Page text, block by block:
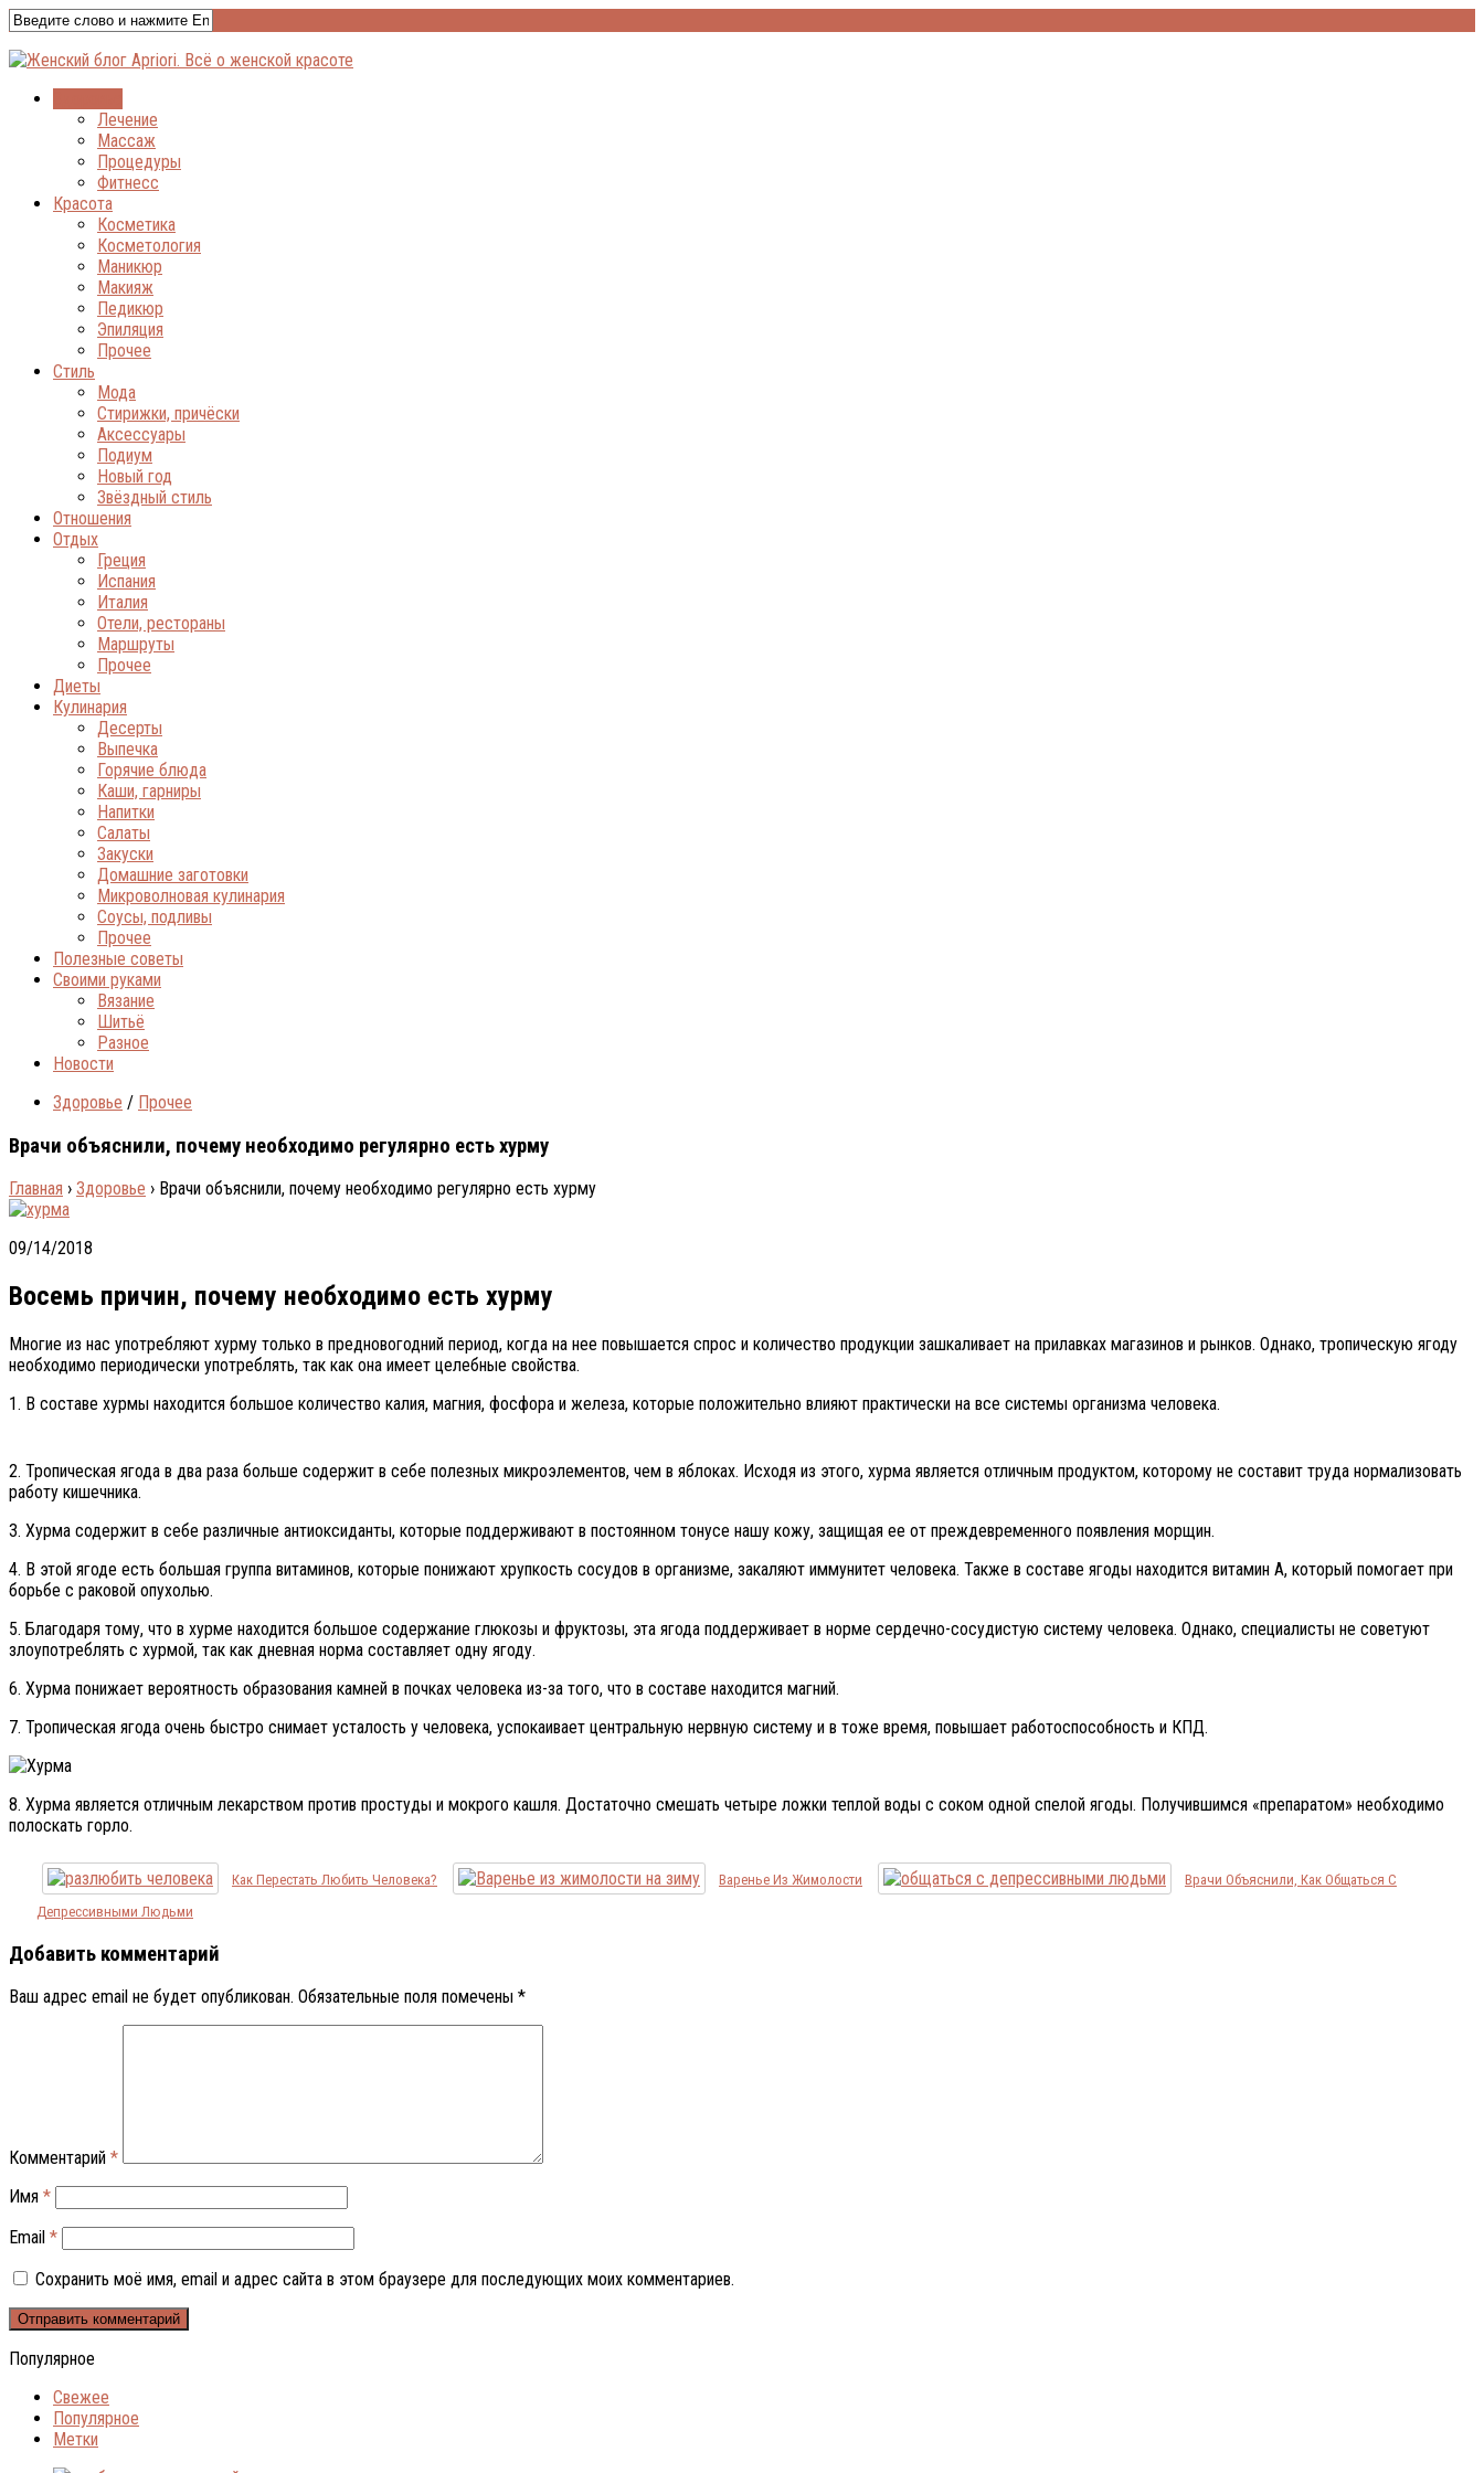
Лечение
Массаж
Процедуры
Фитнесс
Красота
Косметика
Косметология
Маникюр
Макияж
Педикюр
Эпиляция
Прочее
Стиль
Мода
Стирижки, причёски
Аксессуары
Подиум
Новый год
Звёздный стиль
Отношения
Отдых
Греция
Испания
Италия
Отели, рестораны
Маршруты
Прочее
Диеты
Кулинария
Десерты
Выпечка
Горячие блюда
Каши, гарниры
Напитки
Салаты
Закуски
Домашние заготовки
Микроволновая кулинария
Соусы, подливы
Прочее
Полезные советы
Своими руками
Вязание
Шитьё
Разное
Новости
Здоровье / Прочее
Врачи объяснили, почему необходимо регулярно есть хурму
Главная › Здоровье › Врачи объяснили, почему необходимо регулярно есть хурму
09/14/2018
Восемь причин, почему необходимо есть хурму
Многие из нас употребляют хурму только в предновогодний период, когда на нее повышается спрос и количество продукции зашкаливает на прилавках магазинов и рынков. Однако, тропическую ягоду
необходимо периодически употреблять, так как она имеет целебные свойства.
1. В составе хурмы находится большое количество калия, магния, фосфора и железа, которые положительно влияют практически на все системы организма человека.
2. Тропическая ягода в два раза больше содержит в себе полезных микроэлементов, чем в яблоках. Исходя из этого, хурма является отличным продуктом, которому не составит труда нормализовать
работу кишечника.
3. Хурма содержит в себе различные антиоксиданты, которые поддерживают в постоянном тонусе нашу кожу, защищая ее от преждевременного появления морщин.
4. В этой ягоде есть большая группа витаминов, которые понижают хрупкость сосудов в организме, закаляют иммунитет человека. Также в составе ягоды находится витамин А, который помогает при
борьбе с раковой опухолью.
5. Благодаря тому, что в хурме находится большое содержание глюкозы и фруктозы, эта ягода поддерживает в норме сердечно-сосудистую систему человека. Однако, специалисты не советуют
злоупотреблять с хурмой, так как дневная норма составляет одну ягоду.
6. Хурма понижает вероятность образования камней в почках человека из-за того, что в составе находится магний.
7. Тропическая ягода очень быстро снимает усталость у человека, успокаивает центральную нервную систему и в тоже время, повышает работоспособность и КПД.
8. Хурма является отличным лекарством против простуды и мокрого кашля. Достаточно смешать четыре ложки теплой воды с соком одной спелой ягоды. Получившимся «препаратом» необходимо
полоскать горло.
Как Перестать Любить Человека? Варенье Из Жимолости
Врачи Объяснили, Как Общаться С
Депрессивными Людьми
Добавить комментарий
Ваш адрес email не будет опубликован. Обязательные поля помечены *
Комментарий *
Имя *
Email *
Сохранить моё имя, email и адрес сайта в этом браузере для последующих моих комментариев.
Популярное
Свежее
Популярное
Метки